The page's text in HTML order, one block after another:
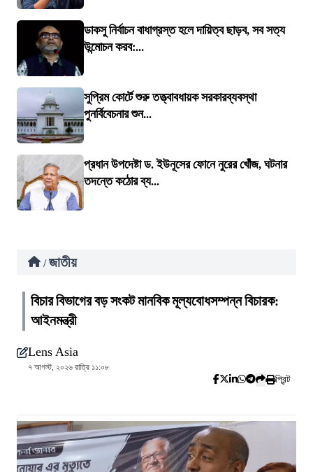
ডাকসু নির্বাচন বাধাগ্রস্ত হলে দায়িত্ব ছাড়ব, সব সত্য
উন্মোচন করব:...
সুপ্রিম কোর্টে শুরু তত্ত্বাবধায়ক সরকারব্যবস্থা
পুনর্বিবেচনার শুন...
প্রধান উপদেষ্টা ড. ইউনূসের ফোনে নুরের খোঁজ, ঘটনার
তদন্তে কঠোর ব্য...
/ জাতীয়
বিচার বিভাগের বড় সংকট মানবিক মূল্যবোধসম্পন্ন বিচারক:
আইনমন্ত্রী
Lens Asia
৭ আগস্ট, ২০২৬ রাত্রি ১১:০৮
প্রিন্ট